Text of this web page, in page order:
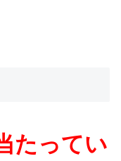
たってい